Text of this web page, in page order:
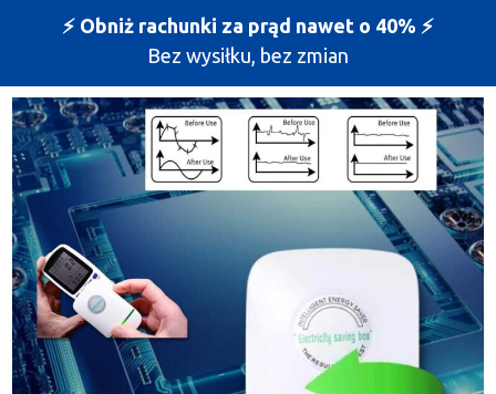
⚡️ Obniż rachunki za prąd nawet o 40% ⚡️
Bez wysiłku, bez zmian